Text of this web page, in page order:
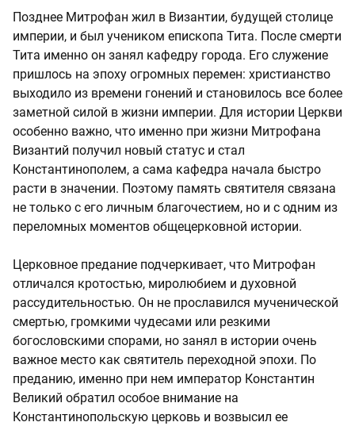
Позднее Митрофан жил в Византии, будущей столице
империи, и был учеником епископа Тита. После смерти
Тита именно он занял кафедру города. Его служение
пришлось на эпоху огромных перемен: христианство
выходило из времени гонений и становилось все более
заметной силой в жизни империи. Для истории Церкви
особенно важно, что именно при жизни Митрофана
Византий получил новый статус и стал
Константинополем, а сама кафедра начала быстро
расти в значении. Поэтому память святителя связана
не только с его личным благочестием, но и с одним из
переломных моментов общецерковной истории.
Церковное предание подчеркивает, что Митрофан
отличался кротостью, миролюбием и духовной
рассудительностью. Он не прославился мученической
смертью, громкими чудесами или резкими
богословскими спорами, но занял в истории очень
важное место как святитель переходной эпохи. По
преданию, именно при нем император Константин
Великий обратил особое внимание на
Константинопольскую церковь и возвысил ее